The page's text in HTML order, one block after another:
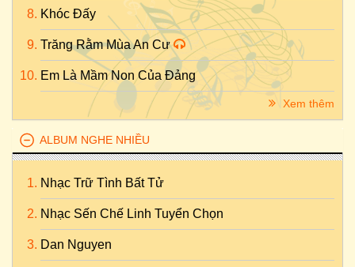
Khóc Đấy
Trăng Rằm Mùa An Cư
Em Là Mầm Non Của Đảng
Xem thêm
ALBUM NGHE NHIỀU
Nhạc Trữ Tình Bất Tử
Nhạc Sến Chế Linh Tuyển Chọn
Dan Nguyen